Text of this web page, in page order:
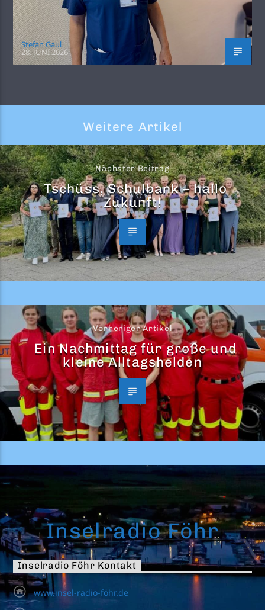
Stefan Gaul
28. JUNI 2026
Weitere Artikel
Nächster Beitrag
Tschüss, Schulbank – hallo
Zukunft!
Vorheriger Artikel
Ein Nachmittag für große und
kleine Alltagshelden
Inselradio Föhr
Inselradio Föhr Kontakt
www.insel-radio-föhr.de